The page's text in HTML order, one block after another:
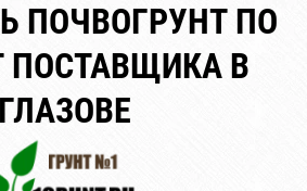
ПОЧВОГРУНТ ПО
ПОСТАВЩИКА В
ГЛАЗОВЕ